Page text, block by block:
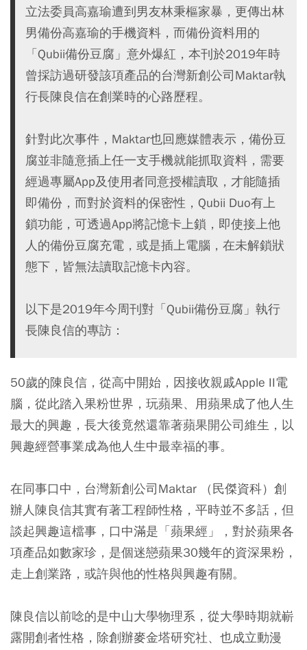
立法委員高嘉瑜遭到男友林秉樞家暴，更傳出林
男備份高嘉瑜的手機資料，而備份資料用的
「Qubii備份豆腐」意外爆紅，本刊於2019年時
曾採訪過研發該項產品的台灣新創公司Maktar執
行長陳良信在創業時的心路歷程。
針對此次事件，Maktar也回應媒體表示，備份豆
腐並非隨意插上任一支手機就能抓取資料，需要
經過專屬App及使用者同意授權讀取，才能隨插
即備份，而對於資料的保密性，Qubii Duo有上
鎖功能，可透過App將記憶卡上鎖，即使接上他
人的備份豆腐充電，或是插上電腦，在未解鎖狀
態下，皆無法讀取記憶卡內容。
以下是2019年今周刊對「Qubii備份豆腐」執行
長陳良信的專訪：
50歲的陳良信，從高中開始，因接收親戚Apple II電
腦，從此踏入果粉世界，玩蘋果、用蘋果成了他人生
最大的興趣，長大後竟然還靠著蘋果開公司維生，以
興趣經營事業成為他人生中最幸福的事。
在同事口中，台灣新創公司Maktar （民傑資科）創
辦人陳良信其實有著工程師性格，平時並不多話，但
談起興趣這檔事，口中滿是「蘋果經」，對於蘋果各
項產品如數家珍，是個迷戀蘋果30幾年的資深果粉，
走上創業路，或許與他的性格與興趣有關。
陳良信以前唸的是中山大學物理系，從大學時期就嶄
露開創者性格，除創辦麥金塔研究社、也成立動漫